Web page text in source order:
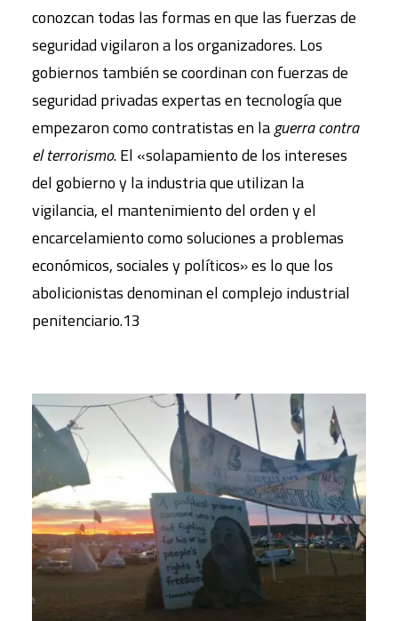
conozcan todas las formas en que las fuerzas de
seguridad vigilaron a los organizadores. Los
gobiernos también se coordinan con fuerzas de
seguridad privadas expertas en tecnología que
empezaron como contratistas en laguerra contra
el terrorismo. El «solapamiento de los intereses
del gobierno y la industria que utilizan la
vigilancia, el mantenimiento del orden y el
encarcelamiento como soluciones a problemas
económicos, sociales y políticos» es lo que los
abolicionistas denominan el complejo industrial
penitenciario.13